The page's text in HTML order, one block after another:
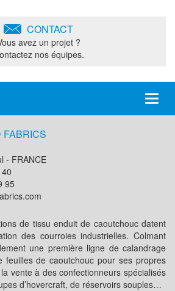
CONTACT
avez un projet ?
nos équipes.
FABRICS
- FRANCE
95
de tissu enduit de caoutchouc datent
des courroies industrielles. Colmant
une première ligne de calandrage
feuilles de caoutchouc pour ses propres
vente à des confectionneurs spécialisés
d’hovercraft, de réservoirs souples…